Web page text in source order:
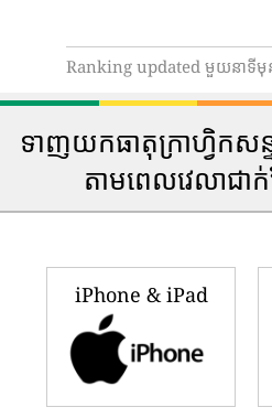
Ranking updated មួយនាទីមុ
ទាញយកធាតុក្រាហ្វិក
តាមពេលវេលាជា
iPhone & iPad